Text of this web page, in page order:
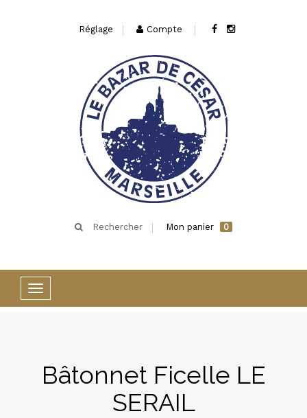
Réglage Compte
Rechercher Mon panier 0
Basculer
la
Bâtonnet Ficelle LE
SERAIL